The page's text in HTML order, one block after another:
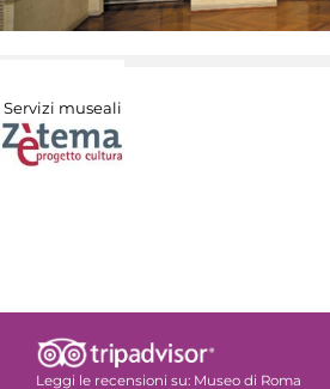
Servizi museali
Leggi le recensioni su: Museo di Roma